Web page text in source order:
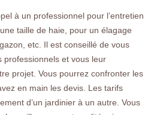
à un professionnel pour l’entretien
taille de haie, pour un élagage
etc. Il est conseillé de vous
professionnels et vous leur
projet. Vous pourrez confronter les
en main les devis. Les tarifs
d’un jardinier à un autre. Vous